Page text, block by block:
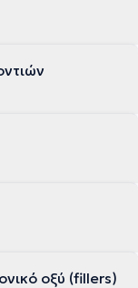
οξύ (fillers)